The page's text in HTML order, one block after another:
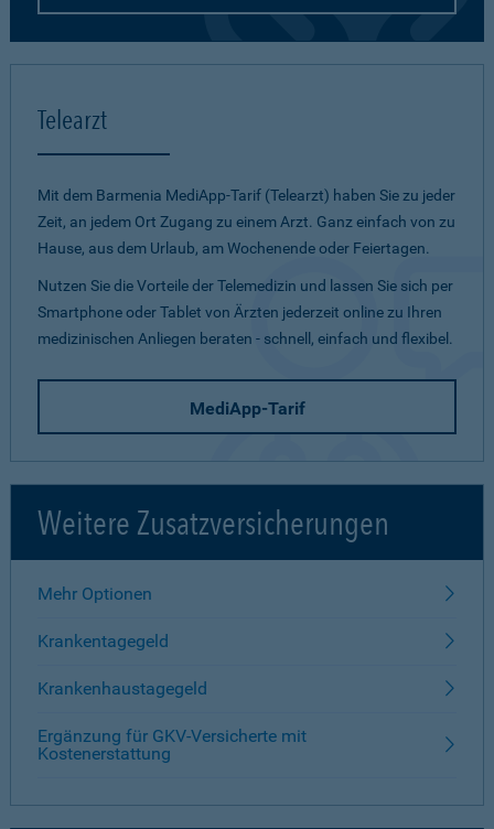
Telearzt
Mit dem Barmenia MediApp-Tarif (Telearzt) haben Sie zu jeder
Zeit, an jedem Ort Zugang zu einem Arzt. Ganz einfach von zu
Hause, aus dem Urlaub, am Wochenende oder Feiertagen.
Nutzen Sie die Vorteile der Telemedizin und lassen Sie sich per
Smartphone oder Tablet von Ärzten jederzeit online zu Ihren
medizinischen Anliegen beraten - schnell, einfach und flexibel.
MediApp-Tarif
Weitere Zusatzversicherungen
Mehr Optionen
Krankentagegeld
Krankenhaustagegeld
Ergänzung für GKV-Versicherte mit
Kostenerstattung